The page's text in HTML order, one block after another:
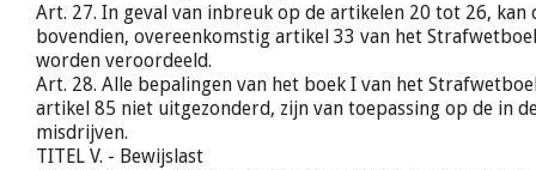
Art. 27. In geval van inbreuk op de artikelen 20 tot 26, kan
bovendien, overeenkomstig artikel 33 van het
worden veroordeeld.
Art. 28. Alle bepalingen van het boek I van het
artikel 85 niet uitgezonderd, zijn van toepassing op de in
misdrijven.
TITEL V. - Bewijslast